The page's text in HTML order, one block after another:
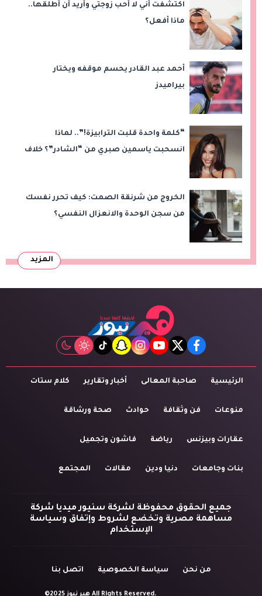
اكتشفت أني لا أحب زوجتي وأريد أن أطلقها..
ماذا أفعل؟
أحمد عبد القادر يحسم موقفه ويختار
بيراميدز
“كلمة واحدة قلبت الترابيزة!”.. لماذا
انسحبت ياسمين صبري من “الشادر”؟ خلاف
الخروج من شرنقة الصمت: كيف تحرر نفسك
من سجن الوحدة والانعزال النفسي؟
المزيد
facebook
twitter
youtube
instagram
snapchat
tiktok
الرئيسية صاحبة المعالى أخبار وتقارير كلام ستات
منوعات فن وثقافة حوادث صحة ورشاقة
عقارات وبيزنس رياضة فاشون وتجميل
بنات وجامعات دنيا ودين مقالات المجتمع
جميع الحقوق محفوظة لشركة سنيور ميديا شركة
مساهمة مصرية وتخضع لشروط وإتفاق وسياسة
الإستخدام
من نحن سياسة الخصوصية اتصل بنا
©2025 هير نيوز All Rights Reserved.